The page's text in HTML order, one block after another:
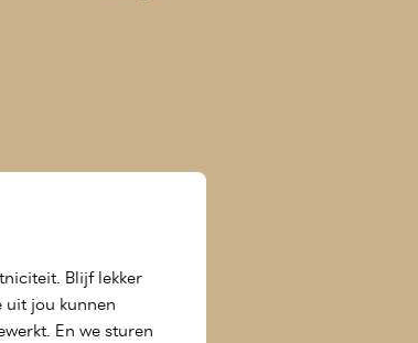
Blijf lekker
uit jou kunnen
En we sturen